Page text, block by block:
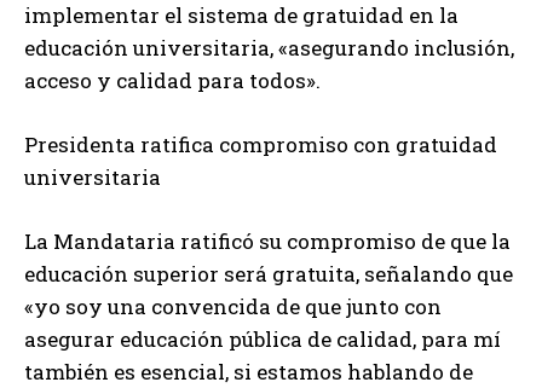
implementar el sistema de gratuidad en la
educación universitaria, «asegurando inclusión,
acceso y calidad para todos».
Presidenta ratifica compromiso con gratuidad
universitaria
La Mandataria ratificó su compromiso de que la
educación superior será gratuita, señalando que
«yo soy una convencida de que junto con
asegurar educación pública de calidad, para mí
también es esencial, si estamos hablando de